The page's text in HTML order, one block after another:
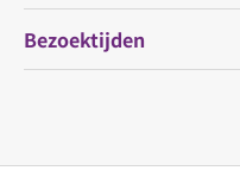
Bezoektijden